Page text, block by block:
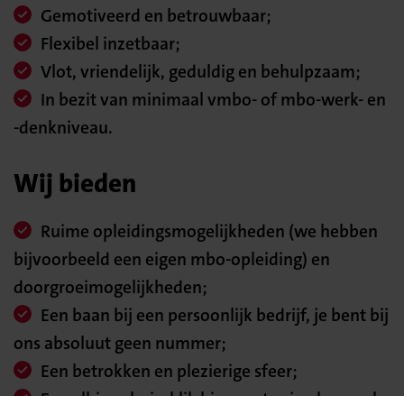
Gemotiveerd en betrouwbaar;
Flexibel inzetbaar;
Vlot, vriendelijk, geduldig en behulpzaam;
In bezit van minimaal vmbo- of mbo-werk- en
-denkniveau.
Wij bieden
Ruime opleidingsmogelijkheden (we hebben
bijvoorbeeld een eigen mbo-opleiding) en
doorgroeimogelijkheden;
Een baan bij een persoonlijk bedrijf, je bent bij
ons absoluut geen nummer;
Een betrokken en plezierige sfeer;